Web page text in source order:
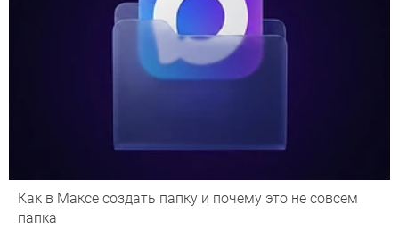
Как в Максе создать папку и почему это не совсем
папка